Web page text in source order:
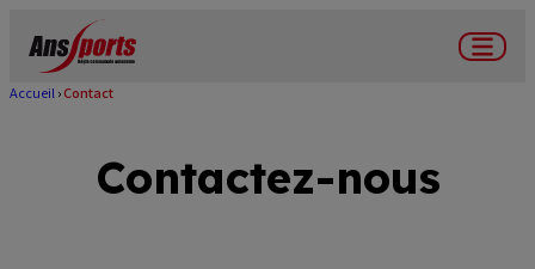
contenu
Menu
d'Ariane
Accueil Contact
Contactez-nous